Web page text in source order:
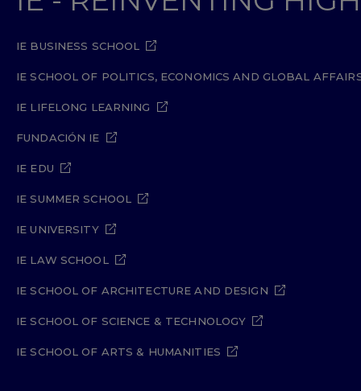
IE BUSINESS SCHOOL
IE SCHOOL OF POLITICS, ECONOMICS AND GLOBAL
IE LIFELONG LEARNING
FUNDACIÓN IE
IE EDU
IE SUMMER SCHOOL
IE UNIVERSITY
IE LAW SCHOOL
IE SCHOOL OF ARCHITECTURE AND DESIGN
IE SCHOOL OF SCIENCE & TECHNOLOGY
IE SCHOOL OF ARTS & HUMANITIES